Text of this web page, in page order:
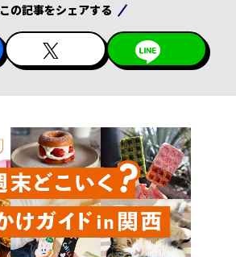
この記事をシェアする